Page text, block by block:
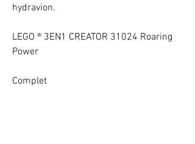
hydravion.
LEGO ® 3EN1 CREATOR 31024 Roaring
Power
Complet